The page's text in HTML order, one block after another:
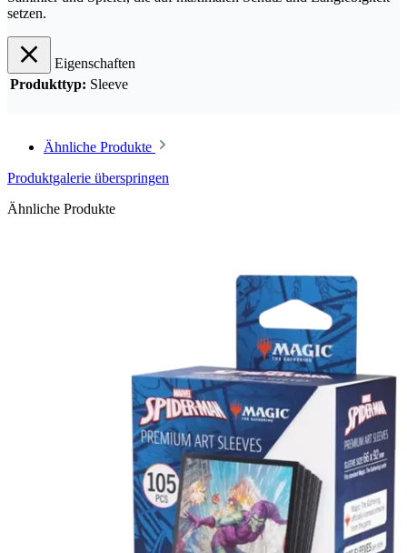
setzen.
Eigenschaften
Produkttyp: Sleeve
Ähnliche Produkte
Produktgalerie überspringen
Ähnliche Produkte